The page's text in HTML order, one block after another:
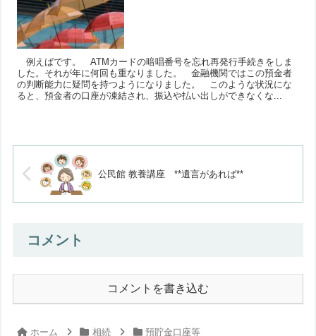
例えばです。 ATMカードの暗唱番号を忘れ再発行手続きをしま
した。それが年に何回も重なりました。 金融機関ではこの預金者
の判断能力に疑問を持つようになりました。 このような状況にな
ると、預金者の口座が凍結され、振込や払い出しができなくな...
公民館 教養講座 **遺言があれば**
コメント
コメントを書き込む
ホーム 相続 預貯金口座等